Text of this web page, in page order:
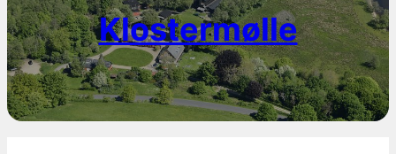
Klostermølle